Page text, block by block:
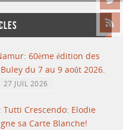
60ème édition des
du 7 au 9 août 2026.
27 JUIL 2026
Tutti Crescendo: Elodie
sa Carte Blanche!